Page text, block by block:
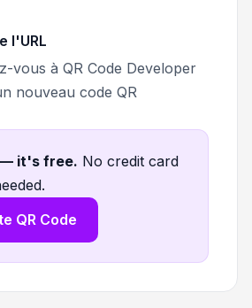
l'URL
vous à QR Code Developer
nouveau code QR
it's free. No credit card
QR Code